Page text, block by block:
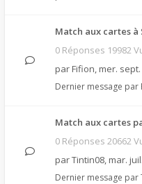
Match aux cartes à
0 Réponses 19982
par Fifion, mer. sept.
Dernier message par
Match aux cartes
0 Réponses 20662
parTintin08, mar.
Dernier message par